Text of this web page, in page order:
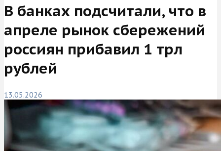
В банках подсчитали, что в
апреле рынок сбережений
россиян прибавил 1 трл
рублей
13.05.2026